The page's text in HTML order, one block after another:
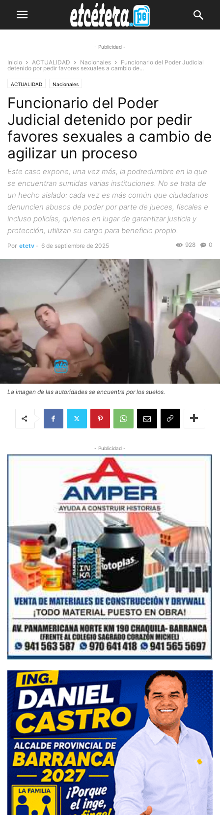
- Publicidad -
Inicio ACTUALIDAD Nacionales
Funcionario del Poder Judicial
detenido por pedir favores sexuales a cambio de...
ACTUALIDAD Nacionales
Funcionario del Poder
Judicial detenido por pedir
favores sexuales a cambio de
agilizar un proceso
Este caso expone, una vez más, la podredumbre en la que
se encuentran sumidas varias instituciones. No se trata de
un hecho aislado: cada vez es más común que ciudadanos
denuncien abusos de poder por parte de jueces, fiscales e
incluso policías, quienes en lugar de garantizar justicia y
protección, utilizan su cargo para beneficio propio.
Por etctv - 6 de septiembre de 2025 0
928
La imagen de las autoridades se encuentra por los suelos.
- Publicidad -